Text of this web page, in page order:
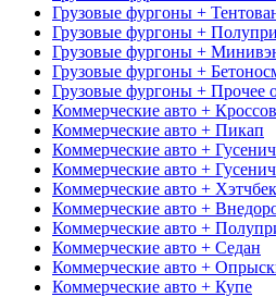
Грузовые фургоны +
Грузовые фургоны +
Грузовые фургоны +
Грузовые фургоны +
Грузовые фургоны + Прочее
Коммерческие авто +
Коммерческие авто + Пикап
Коммерческие авто +
Коммерческие авто +
Коммерческие авто + Хэтчбек
Коммерческие авто +
Коммерческие авто +
Коммерческие авто + Седан
Коммерческие авто +
Коммерческие авто + Купе